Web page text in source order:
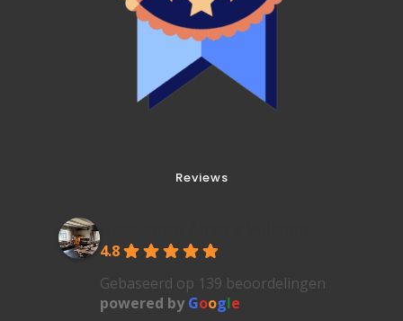
Reviews
4.8
Gebaseerd op 139 beoordelingen
powered byGoogle